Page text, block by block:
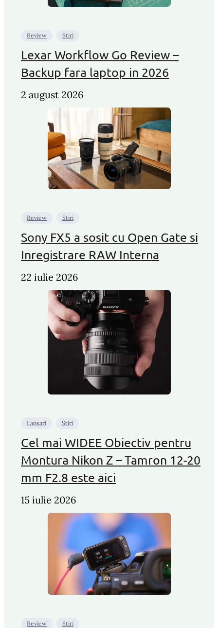
Review Stiri
Lexar Workflow Go Review –
Backup fara laptop in 2026
2 august 2026
Review Stiri
Sony FX5 a sosit cu Open Gate si
Inregistrare RAW Interna
22 iulie 2026
Lansari Stiri
Cel mai WIDEE Obiectiv pentru
Montura Nikon Z – Tamron 12-20
mm F2.8 este aici
15 iulie 2026
Review Stiri